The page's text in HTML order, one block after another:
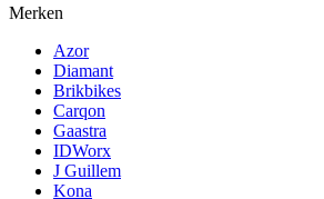
Merken
Azor
Diamant
Brikbikes
Carqon
Gaastra
IDWorx
J Guillem
Kona